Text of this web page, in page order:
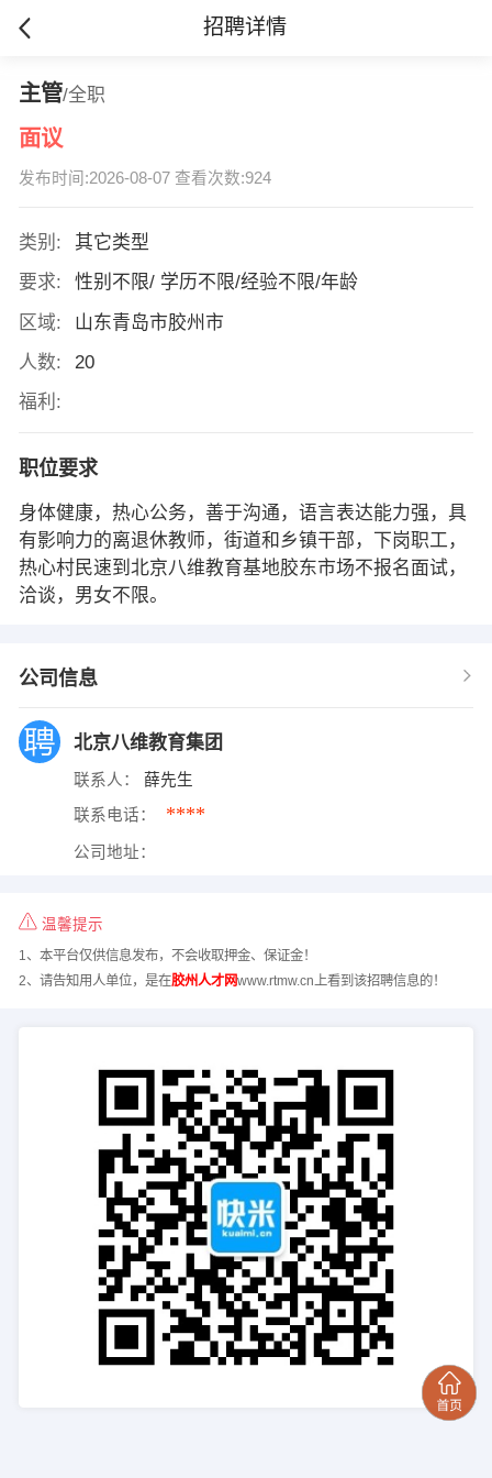
招聘详情
主管/全职
面议
发布时间:2026-08-07 查看次数:924
类别:
其它类型
要求:
性别不限/ 学历不限/经验不限/年龄
区域:
山东青岛市胶州市
人数:
20
福利:
职位要求
身体健康，热心公务，善于沟通，语言表达能力强，具
有影响力的离退休教师，街道和乡镇干部，下岗职工，
热心村民速到北京八维教育基地胶东市场不报名面试，
洽谈，男女不限。
公司信息
北京八维教育集团
联系人： 薛先生
联系电话： ****
公司地址：
温馨提示
1、本平台仅供信息发布，不会收取押金、保证金！
2、请告知用人单位，是在胶州人才网www.rtmw.cn上看到该招聘信息的！